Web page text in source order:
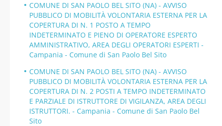
COMUNE DI SAN PAOLO BEL SITO (NA) - AVVISO
PUBBLICO DI MOBILITÀ VOLONTARIA ESTERNA PER LA
COPERTURA DI N. 1 POSTO A TEMPO
INDETERMINATO E PIENO DI OPERATORE ESPERTO
AMMINISTRATIVO, AREA DEGLI OPERATORI ESPERTI -
Campania - Comune di San Paolo Bel Sito
COMUNE DI SAN PAOLO BEL SITO (NA) - AVVISO
PUBBLICO DI MOBILITÀ VOLONTARIA ESTERNA PER LA
COPERTURA DI N. 2 POSTI A TEMPO INDETERMINATO
E PARZIALE DI ISTRUTTORE DI VIGILANZA, AREA DEGLI
ISTRUTTORI. - Campania - Comune di San Paolo Bel
Sito